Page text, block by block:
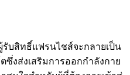
บสิทธิ์แฟรนไชส์จะกลายเป็น
งส่งเสริมการออกกำลังกาย